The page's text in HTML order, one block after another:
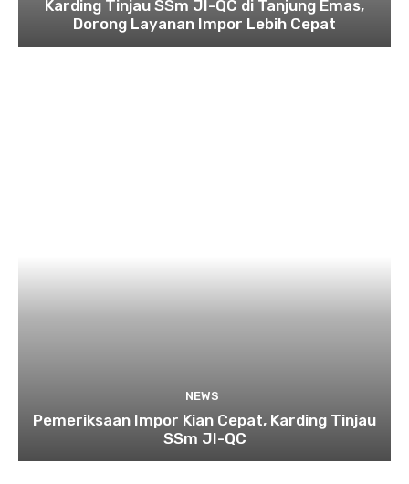
Karding Tinjau SSm JI-QC di Tanjung Emas,
Dorong Layanan Impor Lebih Cepat
NEWS
Pemeriksaan Impor Kian Cepat, Karding Tinjau
SSm JI-QC